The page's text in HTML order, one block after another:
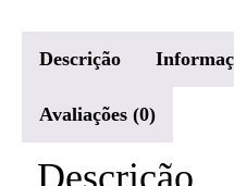
Descrição
Avaliações (0)
Descrição